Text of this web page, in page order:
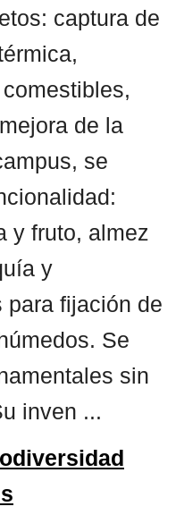
captura de
de la
se
y fruto, almez
y
fijación de
Se
sin
inven ...